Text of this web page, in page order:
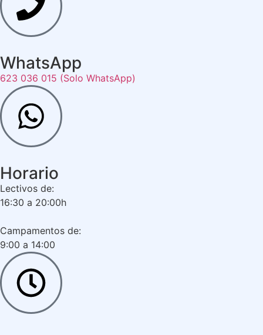
WhatsApp
623 036 015 (Solo WhatsApp)
Horario
Lectivos de:
16:30 a 20:00h
Campamentos de:
9:00 a 14:00